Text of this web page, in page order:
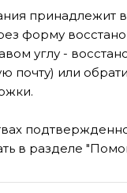
принадлежит
форму
углу -
почту) или
в разделе